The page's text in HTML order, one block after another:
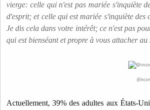
vierge: celle qui n'est pas mariée s'inquiète
d'esprit; et celle qui est mariée s'inquiète des
Je dis cela dans votre intérêt; ce n'est pas
qui est bienséant et propre à vous attacher
Actuellement, 39% des adultes aux États-